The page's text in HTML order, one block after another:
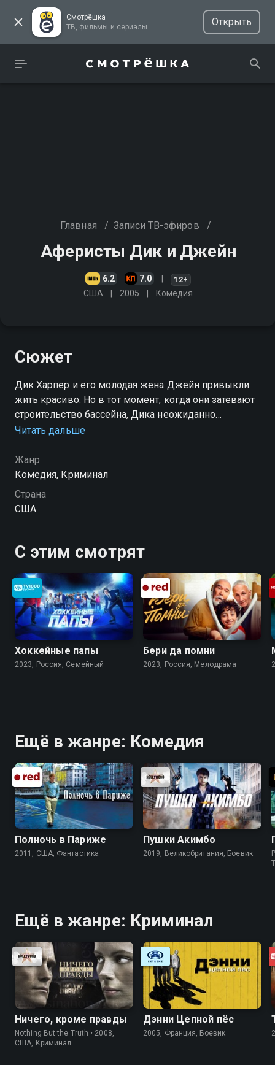
Смотрёшка
ТВ, фильмы и сериалы
Открыть
Главная / Записи ТВ-эфиров /
Аферисты Дик и Джейн
6.2 7.0 12+
США 2005 Комедия
Сюжет
Дик Харпер и его молодая жена Джейн привыкли
жить красиво. Но в тот момент, когда они затевают
строительство бассейна, Дика неожиданно
увольняют, оставив его с непогашенной
Читать дальше
Жанр
Комедия, Криминал
Страна
США
С этим смотрят
Хоккейные папы
2023, Россия, Cемейный
Бери да помни
2023, Россия, Мелодрама
Ещё в жанре: Комедия
Полночь в Париже
2011, США, Фантастика
Пушки Акимбо
2019, Великобритания, Боевик
Ещё в жанре: Криминал
Ничего, кроме правды
Nothing But the Truth • 2008,
США, Криминал
Дэнни Цепной пёс
2005, Франция, Боевик